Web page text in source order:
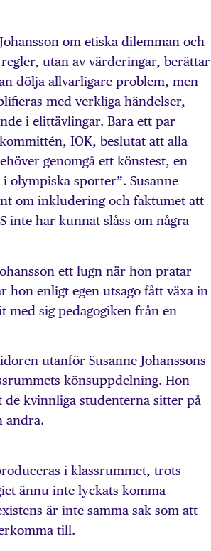
om etiska dilemman och
utan av värderingar, berättar
dölja allvarligare problem, men
med verkliga händelser,
i elittävlingar. Bara ett par
IOK, beslutat att alla
genomgå ett könstest, en
olympiska sporter”. Susanne
om inkludering och faktumet att
inte har kunnat slåss om några
ett lugn när hon pratar
enligt egen utsago fått växa in
sig pedagogiken från en
utanför Susanne Johanssons
könsuppdelning. Hon
kvinnliga studenterna sitter på
andra.
i klassrummet, trots
ännu inte lyckats komma
är inte samma sak som att
till.